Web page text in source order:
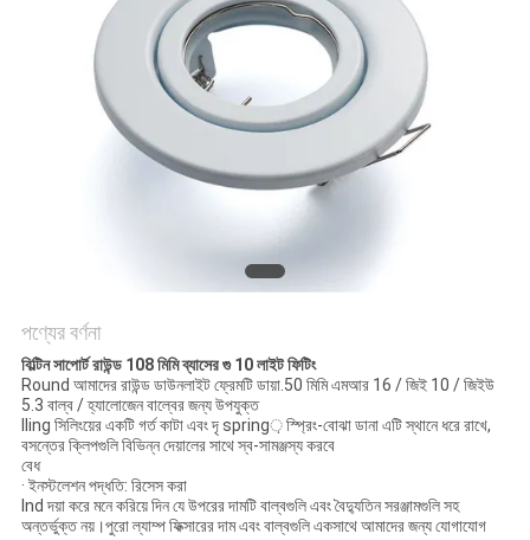
PRIVACY
POLICY
পণ্যের বর্ণনা
বিল্টিন সাপোর্ট রাউন্ড 108 মিমি ব্যাসের গু 10 লাইট ফিটিং
Round আমাদের রাউন্ড ডাউনলাইট ফ্রেমটি ডায়া.50 মিমি এমআর 16 / জিই 10 / জিইউ
5.3 বাল্ব / হ্যালোজেন বাল্বের জন্য উপযুক্ত
Iling সিলিংয়ের একটি গর্ত কাটা এবং দৃ spring় স্প্রিং-বোঝা ডানা এটি স্থানে ধরে রাখে,
বসন্তের ক্লিপগুলি বিভিন্ন দেয়ালের সাথে স্ব-সামঞ্জস্য করবে
বেধ
· ইনস্টলেশন পদ্ধতি: রিসেস করা
Ind দয়া করে মনে করিয়ে দিন যে উপরের দামটি বাল্বগুলি এবং বৈদ্যুতিন সরঞ্জামগুলি সহ
অন্তর্ভুক্ত নয়।পুরো ল্যাম্প ফিক্সারের দাম এবং বাল্বগুলি একসাথে আমাদের জন্য যোগাযোগ